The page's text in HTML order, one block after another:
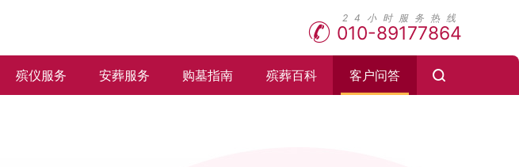
010-89177864
殡仪服务 安葬服务 购墓指南 殡葬百科 客户问答